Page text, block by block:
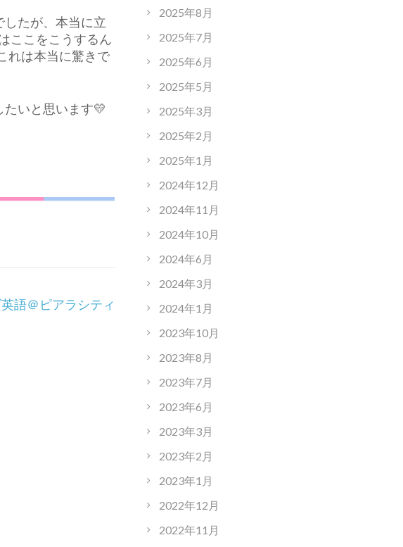
たが、本当に立
ここをこうするん
れは本当に驚きで
いと思います💛
英語＠ピアラシティ
2025年8月
2025年7月
2025年6月
2025年5月
2025年3月
2025年2月
2025年1月
2024年12月
2024年11月
2024年10月
2024年6月
2024年3月
2024年1月
2023年10月
2023年8月
2023年7月
2023年6月
2023年3月
2023年2月
2023年1月
2022年12月
2022年11月